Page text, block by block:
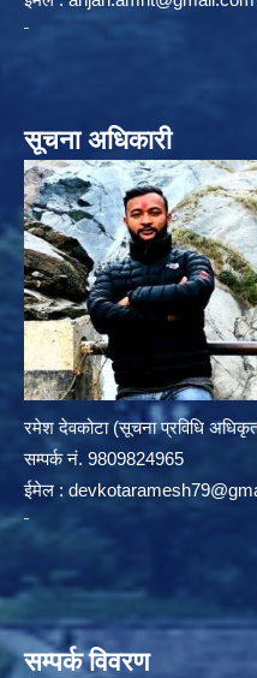
सूचना अधिकारी
रमेश देवकोटा (सूचना प्रविधि
सम्पर्क न‌ं. 9809824965
ईमेल :
सम्पर्क विवरण